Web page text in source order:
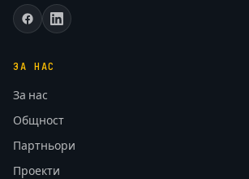
ЗА НАС
За нас
Общност
Партньори
Проекти